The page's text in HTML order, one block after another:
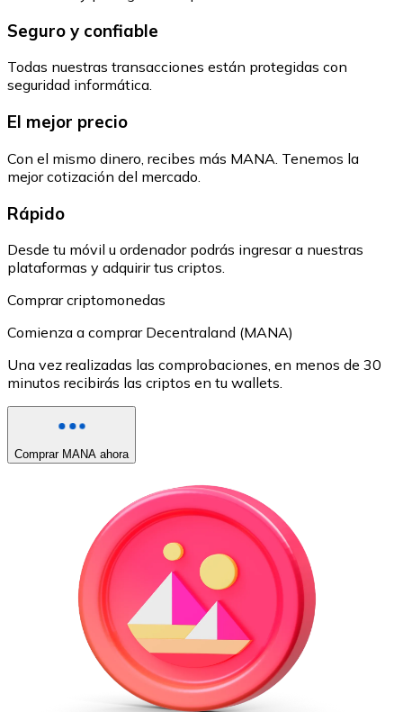
Seguro y confiable
Todas nuestras transacciones están protegidas con
seguridad informática.
El mejor precio
Con el mismo dinero, recibes más MANA. Tenemos la
mejor cotización del mercado.
Rápido
Desde tu móvil u ordenador podrás ingresar a nuestras
plataformas y adquirir tus criptos.
Comprar criptomonedas
Comienza a comprar Decentraland (MANA)
Una vez realizadas las comprobaciones, en menos de 30
minutos recibirás las criptos en tu wallets.
Comprar MANA ahora